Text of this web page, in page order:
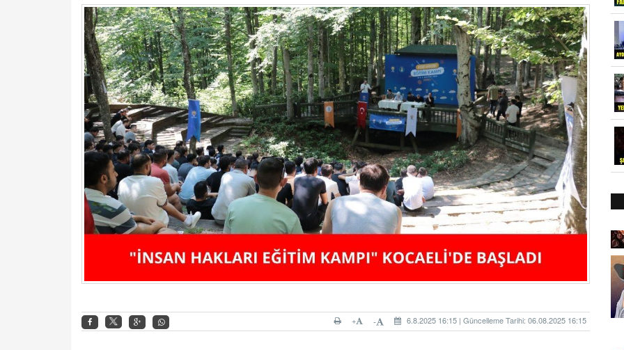
6.8.2025 16:15 | Güncelleme Tarihi: 06.08.2025 16:15
-
+